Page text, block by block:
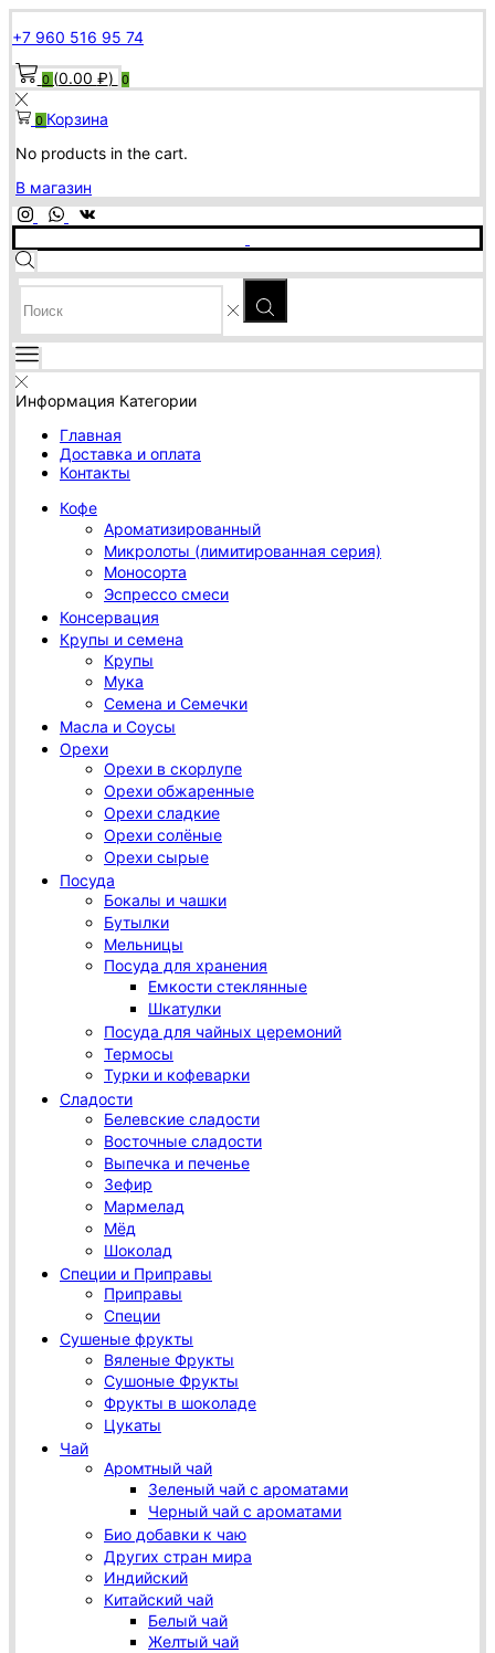
+7 960 516 95 74
0(0.00 ₽) 0
0 Корзина
No products in the cart.
В магазин
SEARCH
INPUT
Информация Категории
Главная
Доставка и оплата
Контакты
Кофе
Ароматизированный
Микролоты (лимитированная серия)
Моносорта
Эспрессо смеси
Консервация
Крупы и семена
Крупы
Мука
Семена и Семечки
Масла и Соусы
Орехи
Орехи в скорлупе
Орехи обжаренные
Орехи сладкие
Орехи солёные
Орехи сырые
Посуда
Бокалы и чашки
Бутылки
Мельницы
Посуда для хранения
Емкости стеклянные
Шкатулки
Посуда для чайных церемоний
Термосы
Турки и кофеварки
Сладости
Белевские сладости
Восточные сладости
Выпечка и печенье
Зефир
Мармелад
Мёд
Шоколад
Специи и Приправы
Приправы
Специи
Сушеные фрукты
Вяленые Фрукты
Сушоные Фрукты
Фрукты в шоколаде
Цукаты
Чай
Аромтный чай
Зеленый чай с ароматами
Черный чай с ароматами
Био добавки к чаю
Других стран мира
Индийский
Китайский чай
Белый чай
Желтый чай